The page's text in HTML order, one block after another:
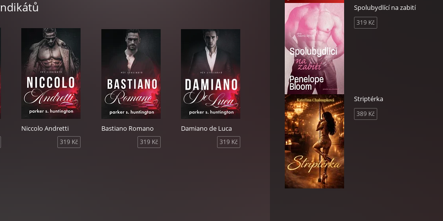
letech není po otráveném mafiánském princi s ochranným proužkem
Chladnější. Kalkuluje víc než kdy jindy.
pohledem z kostelní lavice a zírá na mě a můj snubní prsten,
měli ležet my.
už nejsem ta mladá holka, tentokrát poteče krev.
Parker S. Huntington přidala do série Pět syndikátů další díl. Děj se
dílem Bastiano Romano.
Niccolo Andretti
319 Kč
Bastiano Romano
319 Kč
Damiano de Luca
319 Kč
Spolubydlící na zabití
319 Kč
Striptérka
389 Kč